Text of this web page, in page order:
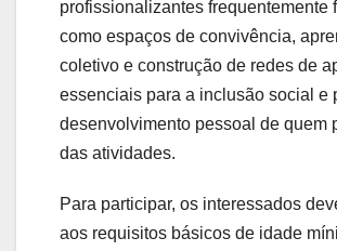
profissionalizantes frequentemente
como espaços de convivência,
coletivo e construção de redes de
essenciais para a inclusão social e
desenvolvimento pessoal de quem
das atividades.
Para participar, os interessados
aos requisitos básicos de idade